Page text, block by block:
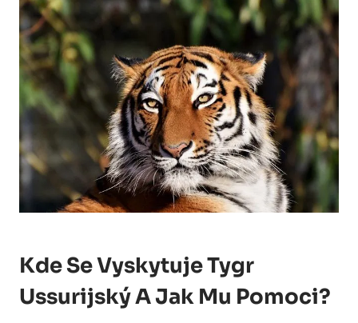
Kde Se Vyskytuje Tygr
Ussurijský A Jak Mu Pomoci?